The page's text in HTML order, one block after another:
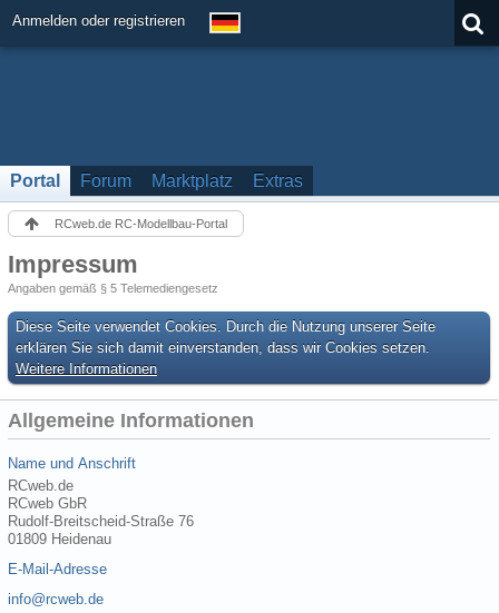
Anmelden oder registrieren
Portal Forum Marktplatz Extras
RCweb.de RC-Modellbau-Portal
Impressum
Angaben gemäß § 5 Telemediengesetz
Diese Seite verwendet Cookies. Durch die Nutzung unserer Seite
erklären Sie sich damit einverstanden, dass wir Cookies setzen.
Weitere Informationen
Allgemeine Informationen
Name und Anschrift
RCweb.de
RCweb GbR
Rudolf-Breitscheid-Straße 76
01809 Heidenau
E-Mail-Adresse
info@rcweb.de